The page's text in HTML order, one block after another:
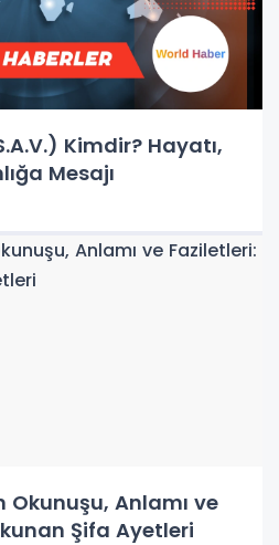
Kimdir? Hayatı,
Mesajı
Anlamı ve
Şifa Ayetleri